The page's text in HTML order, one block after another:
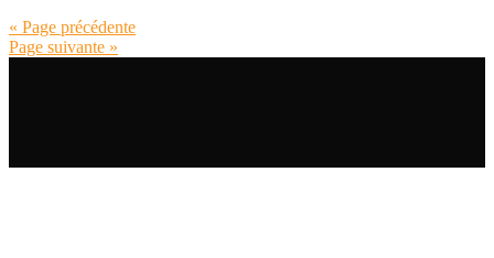
« Page précédente
Page suivante »